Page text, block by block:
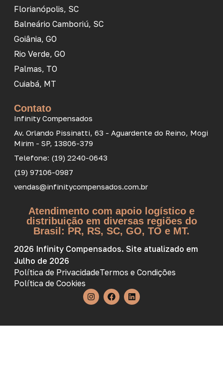
Florianópolis, SC
Balneário Camboriú, SC
Goiânia, GO
Rio Verde, GO
Palmas, TO
Cuiabá, MT
Contato
Infinity Compensados
Av. Orlando Pissinatti, 63 - Aguardente do Reino, Mogi
Mirim - SP, 13806-379
Telefone: (19) 2240-0643
(19) 97106-0987
vendas@infinitycompensados.com.br
Atendimento com apoio logístico e
distribuição em diversas regiões do
Brasil: PR, RS, SC, GO, TO e MT.
2026 Infinity Compensados. Site atualizado em
Julho de 2026
Política de PrivacidadeTermos e Condições
Política de Cookies